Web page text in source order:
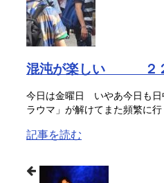
混沌が楽しい ２
今日は金曜日 いやあ今日も日
ラウマ」が解けてまた頻繁に
記事を読む